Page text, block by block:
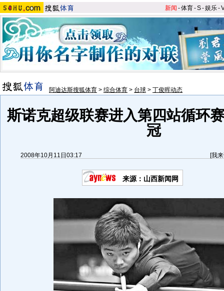
新闻 -体育-S-娱乐-
阿迪达斯搜狐体育 > 综合体育 > 台球 > 丁俊晖动态
斯诺克超级联赛进入第四站循环
冠
2008年10月11日03:17 [我
来源：山西新闻网